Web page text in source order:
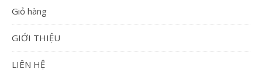
Giỏ hàng
GIỚI THIỆU
LIÊN HỆ